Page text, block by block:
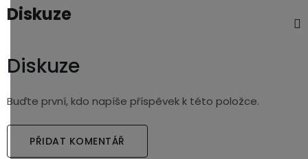
Diskuze
Diskuze
Buďte první, kdo napíše příspěvek k této položce.
PŘIDAT KOMENTÁŘ